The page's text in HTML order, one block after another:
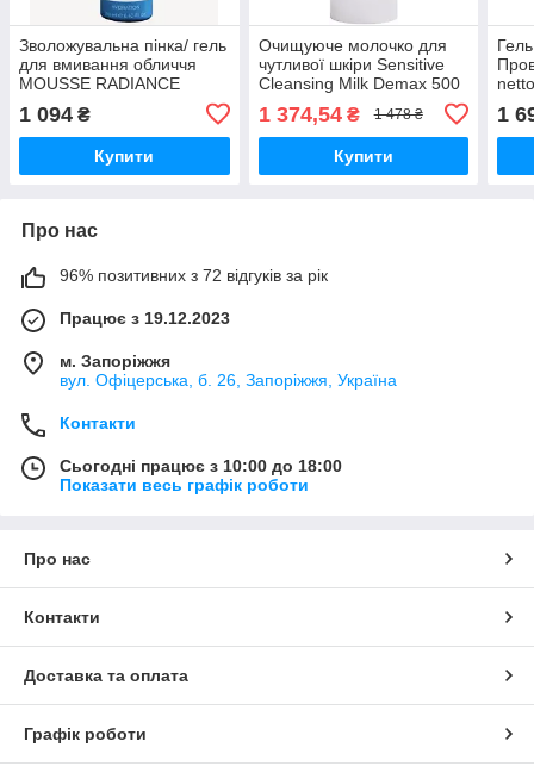
Зволожувальна пінка/ гель
для вмивання обличчя
MOUSSE RADIANCE
FOAMING CLEANSER
ANESI LAB 190 мл
1 094 ₴
Купити
Очищуюче молочко для
чутливої шкіри Sensitive
Cleansing Milk Demax 500
1 374,54₴ 1 478 ₴
Купити
1
Про нас
96% позитивних з 72 відгуків за рік
Працює з 19.12.2023
м. Запоріжжя
вул. Офіцерська, б. 26, Запоріжжя, Україна
Контакти
Сьогодні працює з 10:00 до 18:00
Показати весь графік роботи
Про нас
Контакти
Доставка та оплата
Графік роботи